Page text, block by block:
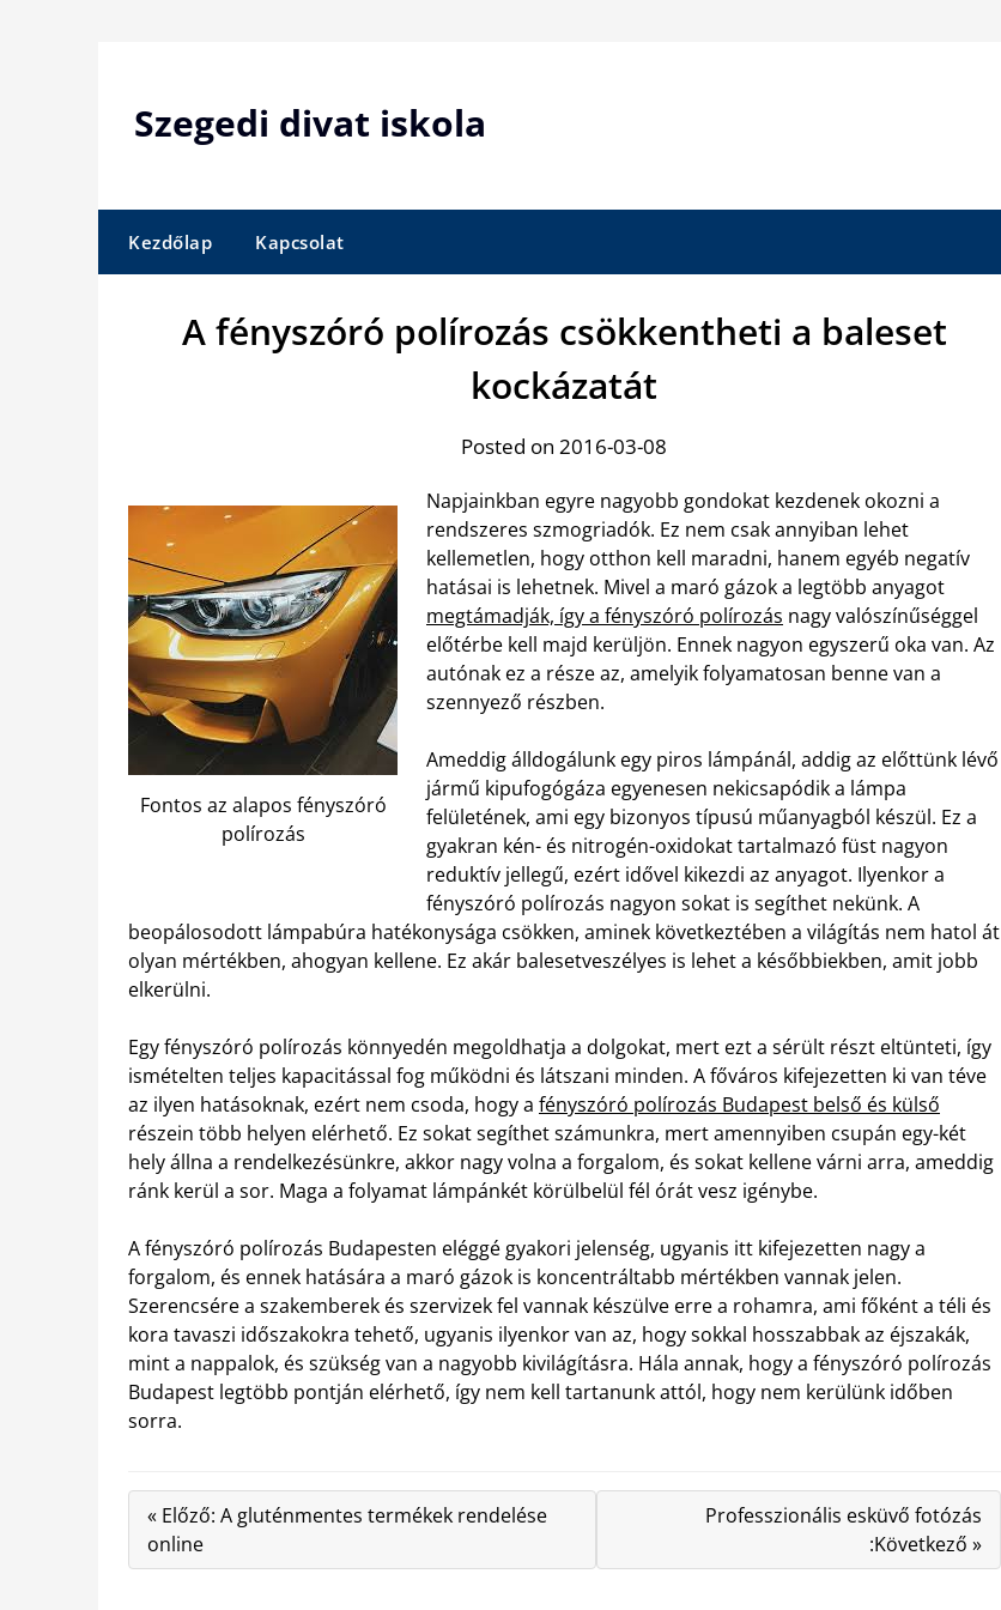
Szegedi divat iskola
Kezdőlap Kapcsolat
A fényszóró polírozás csökkentheti a baleset
kockázatát
Posted on 2016-03-08
Fontos az alapos fényszóró
polírozás
Napjainkban egyre nagyobb gondokat kezdenek okozni a
rendszeres szmogriadók. Ez nem csak annyiban lehet
kellemetlen, hogy otthon kell maradni, hanem egyéb negatív
hatásai is lehetnek. Mivel a maró gázok a legtöbb anyagot
megtámadják, így a fényszóró polírozás nagy valószínűséggel
előtérbe kell majd kerüljön. Ennek nagyon egyszerű oka van. Az
autónak ez a része az, amelyik folyamatosan benne van a
szennyező részben.
Ameddig álldogálunk egy piros lámpánál, addig az előttünk lévő
jármű kipufogógáza egyenesen nekicsapódik a lámpa
felületének, ami egy bizonyos típusú műanyagból készül. Ez a
gyakran kén- és nitrogén-oxidokat tartalmazó füst nagyon
reduktív jellegű, ezért idővel kikezdi az anyagot. Ilyenkor a
fényszóró polírozás nagyon sokat is segíthet nekünk. A
beopálosodott lámpabúra hatékonysága csökken, aminek következtében a világítás nem hatol át
olyan mértékben, ahogyan kellene. Ez akár balesetveszélyes is lehet a későbbiekben, amit jobb
elkerülni.
Egy fényszóró polírozás könnyedén megoldhatja a dolgokat, mert ezt a sérült részt eltünteti, így
ismételten teljes kapacitással fog működni és látszani minden. A főváros kifejezetten ki van téve
az ilyen hatásoknak, ezért nem csoda, hogy a fényszóró polírozás Budapest belső és külső
részein több helyen elérhető. Ez sokat segíthet számunkra, mert amennyiben csupán egy-két
hely állna a rendelkezésünkre, akkor nagy volna a forgalom, és sokat kellene várni arra, ameddig
ránk kerül a sor. Maga a folyamat lámpánkét körülbelül fél órát vesz igénybe.
A fényszóró polírozás Budapesten eléggé gyakori jelenség, ugyanis itt kifejezetten nagy a
forgalom, és ennek hatására a maró gázok is koncentráltabb mértékben vannak jelen.
Szerencsére a szakemberek és szervizek fel vannak készülve erre a rohamra, ami főként a téli és
kora tavaszi időszakokra tehető, ugyanis ilyenkor van az, hogy sokkal hosszabbak az éjszakák,
mint a nappalok, és szükség van a nagyobb kivilágításra. Hála annak, hogy a fényszóró polírozás
Budapest legtöbb pontján elérhető, így nem kell tartanunk attól, hogy nem kerülünk időben
sorra.
« Előző: A gluténmentes termékek rendelése
online
Professzionális esküvő fotózás
:Következő »